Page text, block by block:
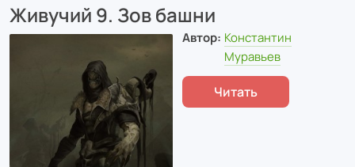
Живучий 9. Зов башни
Автор: Константин
Муравьев
Читать